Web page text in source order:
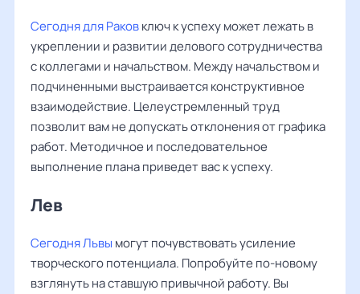
Сегодня для Раковключ к успеху может лежать в
укреплении и развитии делового сотрудничества
с коллегами и начальством. Между начальством и
подчиненными выстраивается конструктивное
взаимодействие. Целеустремленный труд
позволит вам не допускать отклонения от графика
работ. Методичное и последовательное
выполнение плана приведет вас к успеху.
Лев ‌‌
Сегодня Львы могут почувствовать усиление
творческого потенциала. Попробуйте по-новому
взглянуть на ставшую привычной работу. Вы